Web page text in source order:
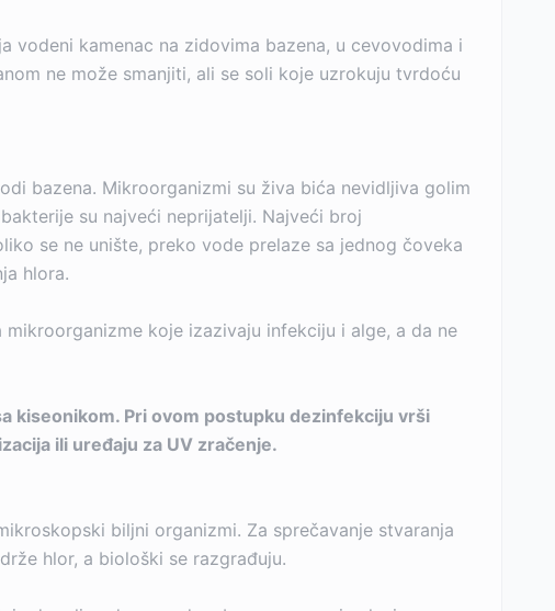
vodeni kamenac na zidovima bazena, u cevovodima i
ne može smanjiti, ali se soli koje uzrokuju tvrdoću
bazena. Mikroorganizmi su živa bića nevidljiva golim
su najveći neprijatelji. Najveći broj
se ne unište, preko vode prelaze sa jednog čoveka
hlora.
koje izazivaju infekciju i alge, a da ne
kiseonikom. Pri ovom postupku dezinfekciju vrši
ili uređaju za UV zračenje.
biljni organizmi. Za sprečavanje stvaranja
hlor, a biološki se razgrađuju.